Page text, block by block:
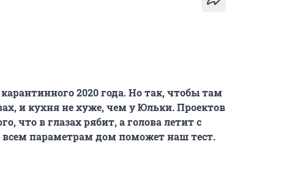
2020 года. Но так, чтобы там
и кухня не хуже, чем у Юльки. Проектов
что в глазах рябит, а голова летит с
параметрам дом поможет наш тест.